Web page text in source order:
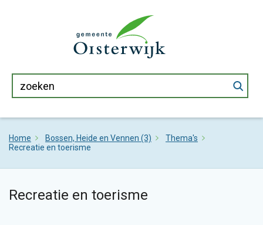
Home Bossen, Heide en Vennen (3)
Thema's
Recreatie en toerisme
Recreatie en toerisme